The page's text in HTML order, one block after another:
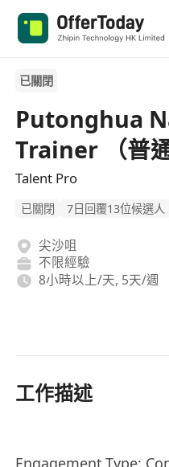
已關閉
Putonghua
Trainer （普
Talent Pro
已關閉 7日回覆13位候選人
尖沙咀
不限經驗
8小時以上/天, 5天/週
工作描述
Engagement Type: